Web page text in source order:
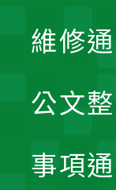
維修
公文
事項